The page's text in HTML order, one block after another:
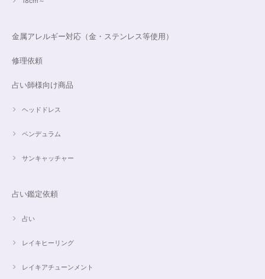
金属アレルギー対応（金・ステンレス等使用）
修理依頼
占い師様向け商品
ヘッドドレス
ペンデュラム
サンキャッチャー
占い鑑定依頼
占い
レイキヒーリング
レイキアチューンメント